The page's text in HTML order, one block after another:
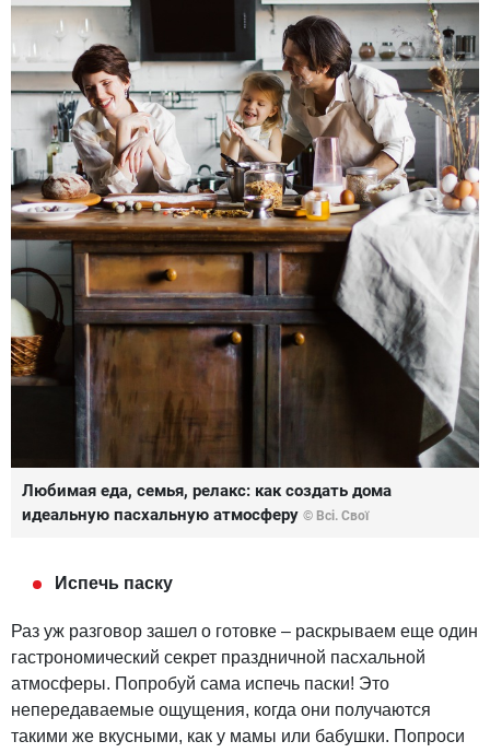
Любимая еда, семья, релакс: как создать дома
идеальную пасхальную атмосферу © Всі. Свої
Испечь паску
Раз уж разговор зашел о готовке – раскрываем еще один
гастрономический секрет праздничной пасхальной
атмосферы. Попробуй сама испечь паски! Это
непередаваемые ощущения, когда они получаются
такими же вкусными, как у мамы или бабушки. Попроси